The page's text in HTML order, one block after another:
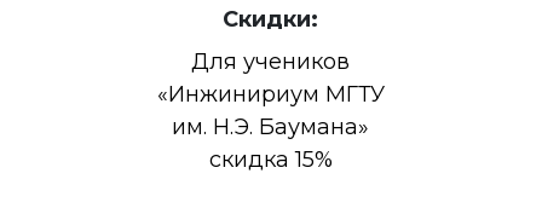
Скидки:
Для учеников
«Инжинириум МГТУ
им. Н.Э. Баумана»
скидка 15%